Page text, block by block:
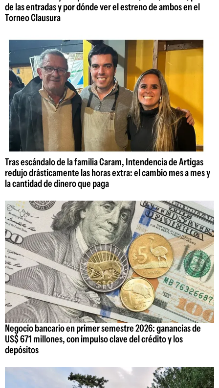
de las entradas y por dónde ver el estreno de ambos en el
Torneo Clausura
Tras escándalo de la familia Caram, Intendencia de Artigas
redujo drásticamente las horas extra: el cambio mes a mes y
la cantidad de dinero que paga
Negocio bancario en primer semestre 2026: ganancias de
US$ 671 millones, con impulso clave del crédito y los
depósitos